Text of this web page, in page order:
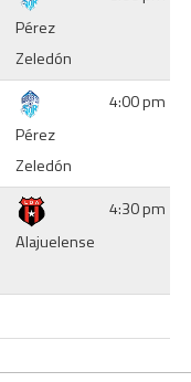
Pérez
Zeledón
Pérez
Zeledón
4:00 pm
Alajuelense
4:30 pm